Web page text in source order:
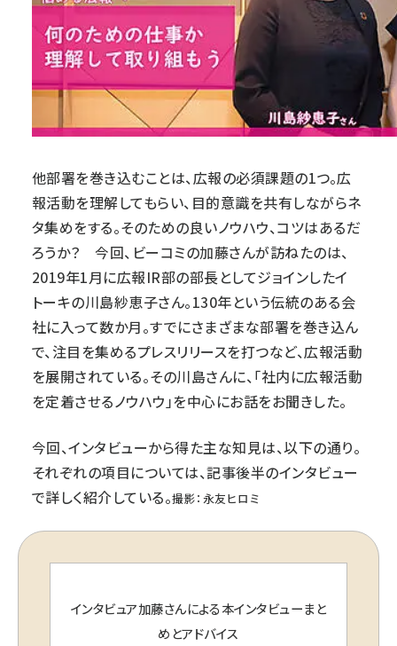
他部署を巻き込むことは、広報の必須課題の1つ。広
報活動を理解してもらい、目的意識を共有しながらネ
タ集めをする。そのための良いノウハウ、コツはあるだ
ろうか？ 今回、ビーコミの加藤さんが訪ねたのは、
2019年1月に広報IR部の部長としてジョインしたイ
トーキの川島紗恵子さん。130年という伝統のある会
社に入って数か月。すでにさまざまな部署を巻き込ん
で、注目を集めるプレスリリースを打つなど、広報活動
を展開されている。その川島さんに、「社内に広報活動
を定着させるノウハウ」を中心にお話をお聞きした。
今回、インタビューから得た主な知見は、以下の通り。
それぞれの項目については、記事後半のインタビュー
で詳しく紹介している。撮影：永友ヒロミ
インタビュア加藤さんによる本インタビューまと
めとアドバイス